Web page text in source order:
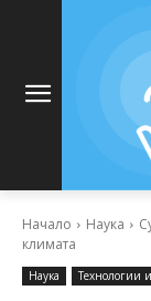
Начало Наука
климата
Наука Технологии и